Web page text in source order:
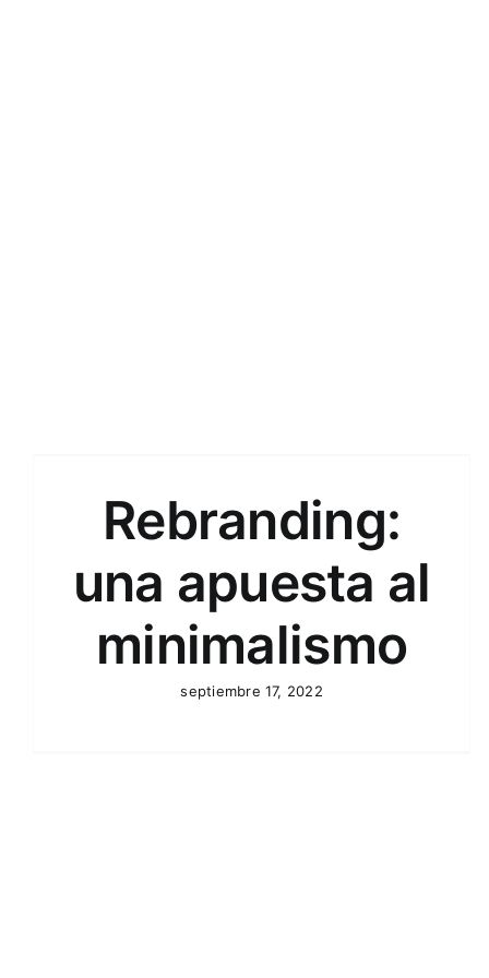
Rebranding:
una apuesta al
minimalismo
septiembre 17, 2022
BUSINESS
DERECHO DE LAS NUEVAS
TECNOLOGÍAS
E-COMMERCE
PROPIEDAD
REDES SOCIALES